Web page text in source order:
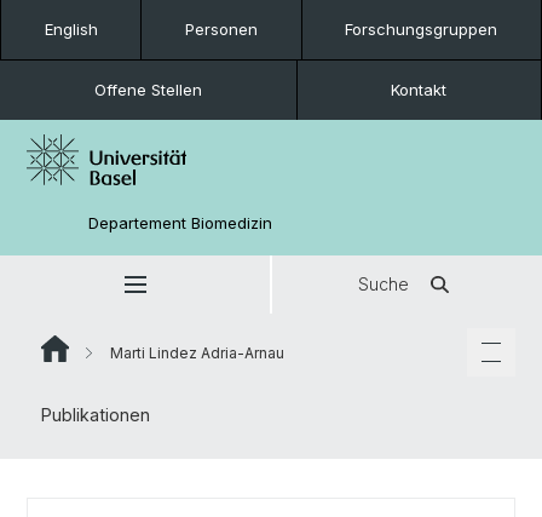
English Personen Forschungsgruppen
Offene Stellen Kontakt
Departement Biomedizin
Suche
Marti Lindez Adria-Arnau
Publikationen